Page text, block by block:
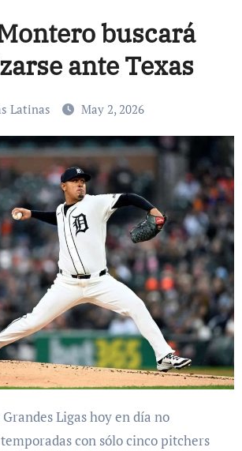
buscará
ante Texas
Latinas May 2, 2026
con sólo cinco pitchers